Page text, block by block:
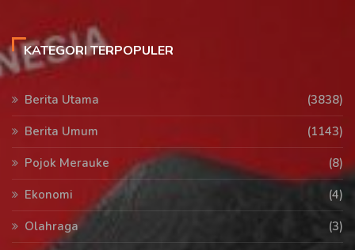
KATEGORI TERPOPULER
Berita Utama
(3838)
Berita Umum
(1143)
Pojok Merauke
(8)
Ekonomi
(4)
Olahraga
(3)